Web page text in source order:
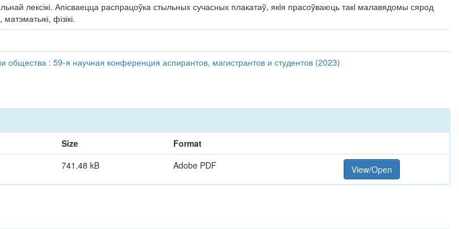
лексікі. Апісваецца распрацоўка стыльных сучасных плакатаў, якiя прасоўваюць такi малавядомы сярод
фізікі.
общества : 59-я научная конференция аспирантов, магистрантов и студентов (2023)
Size
Format
741.48 kB Adobe PDF View/Open